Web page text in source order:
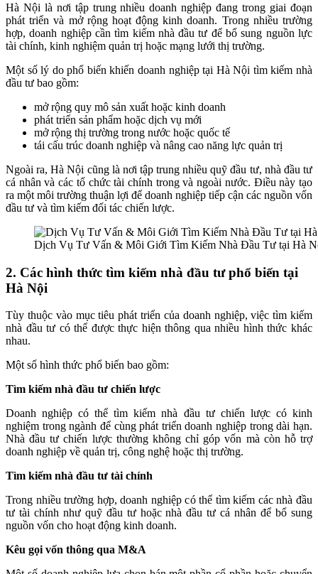
Hà Nội là nơi tập trung nhiều doanh nghiệp đang trong giai đoạn
phát triển và mở rộng hoạt động kinh doanh. Trong nhiều trường
hợp, doanh nghiệp cần tìm kiếm nhà đầu tư để bổ sung nguồn lực
tài chính, kinh nghiệm quản trị hoặc mạng lưới thị trường.
Một số lý do phổ biến khiến doanh nghiệp tại Hà Nội tìm kiếm nhà
đầu tư bao gồm:
mở rộng quy mô sản xuất hoặc kinh doanh
phát triển sản phẩm hoặc dịch vụ mới
mở rộng thị trường trong nước hoặc quốc tế
tái cấu trúc doanh nghiệp và nâng cao năng lực quản trị
Ngoài ra, Hà Nội cũng là nơi tập trung nhiều quỹ đầu tư, nhà đầu tư
cá nhân và các tổ chức tài chính trong và ngoài nước. Điều này tạo
ra một môi trường thuận lợi để doanh nghiệp tiếp cận các nguồn vốn
đầu tư và tìm kiếm đối tác chiến lược.
Dịch Vụ Tư Vấn & Môi Giới Tìm Kiếm Nhà Đầu Tư tại Hà
2. Các hình thức tìm kiếm nhà đầu tư phổ biến tại
Hà Nội
Tùy thuộc vào mục tiêu phát triển của doanh nghiệp, việc tìm kiếm
nhà đầu tư có thể được thực hiện thông qua nhiều hình thức khác
nhau.
Một số hình thức phổ biến bao gồm:
Tìm kiếm nhà đầu tư chiến lược
Doanh nghiệp có thể tìm kiếm nhà đầu tư chiến lược có kinh
nghiệm trong ngành để cùng phát triển doanh nghiệp trong dài hạn.
Nhà đầu tư chiến lược thường không chỉ góp vốn mà còn hỗ trợ
doanh nghiệp về quản trị, công nghệ hoặc thị trường.
Tìm kiếm nhà đầu tư tài chính
Trong nhiều trường hợp, doanh nghiệp có thể tìm kiếm các nhà đầu
tư tài chính như quỹ đầu tư hoặc nhà đầu tư cá nhân để bổ sung
nguồn vốn cho hoạt động kinh doanh.
Kêu gọi vốn thông qua M&A